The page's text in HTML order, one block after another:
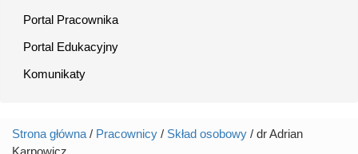
Portal Pracownika
Portal Edukacyjny
Komunikaty
Strona główna / Pracownicy / Skład osobowy / dr Adrian
Karpowicz